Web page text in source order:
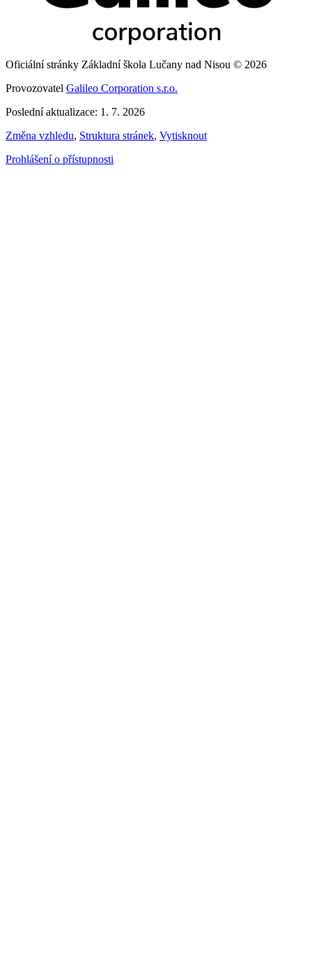
Oficiální stránky Základní škola Lučany nad Nisou © 2026
Provozovatel Galileo Corporation s.r.o.
Poslední aktualizace: 1. 7. 2026
Změna vzhledu, Struktura stránek, Vytisknout
Prohlášení o přístupnosti